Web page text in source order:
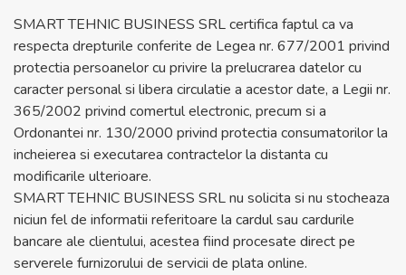
SMART TEHNIC BUSINESS SRL certifica faptul ca va
respecta drepturile conferite de Legea nr. 677/2001 privind
protectia persoanelor cu privire la prelucrarea datelor cu
caracter personal si libera circulatie a acestor date, a Legii nr.
365/2002 privind comertul electronic, precum si a
Ordonantei nr. 130/2000 privind protectia consumatorilor la
incheierea si executarea contractelor la distanta cu
modificarile ulterioare.
SMART TEHNIC BUSINESS SRL nu solicita si nu stocheaza
niciun fel de informatii referitoare la cardul sau cardurile
bancare ale clientului, acestea fiind procesate direct pe
serverele furnizorului de servicii de plata online.